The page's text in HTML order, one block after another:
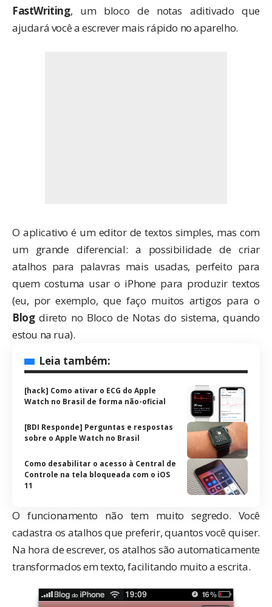
FastWriting, um bloco de notas aditivado que
ajudará você a escrever mais rápido no aparelho.
O aplicativo é um editor de textos simples, mas com
um grande diferencial: a possibilidade de criar
atalhos para palavras mais usadas, perfeito para
quem costuma usar o iPhone para produzir textos
(eu, por exemplo, que faço muitos artigos para o
Blogdireto no Bloco de Notas do sistema, quando
estou na rua).
Leia também:
[hack] Como ativar o ECG do Apple
Watch no Brasil de forma não-oficial
[BDI Responde] Perguntas e respostas
sobre o Apple Watch no Brasil
Como desabilitar o acesso à Central de
Controle na tela bloqueada com o iOS
11
O funcionamento não tem muito segredo. Você
cadastra os atalhos que preferir, quantos você quiser.
Na hora de escrever, os atalhos são automaticamente
transformados em texto, facilitando muito a escrita.